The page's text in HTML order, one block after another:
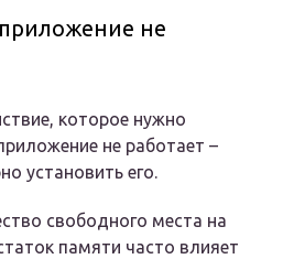
не
которое нужно
не работает –
установить его.
свободного места на
памяти часто влияет